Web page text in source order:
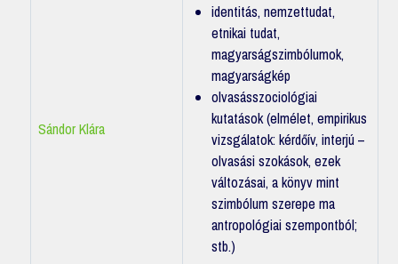
Sándor Klára
identitás, nemzettudat,
etnikai tudat,
magyarságszimbólumok,
magyarságkép
olvasásszociológiai
kutatások (elmélet, empirikus
vizsgálatok: kérdőív, interjú –
olvasási szokások, ezek
változásai, a könyv mint
szimbólum szerepe ma
antropológiai szempontból;
stb.)